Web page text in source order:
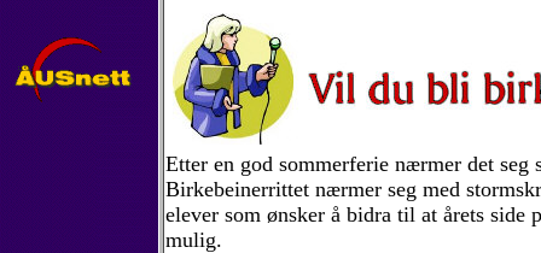
Etter en god sommerferie nærmer det seg
Birkebeinerrittet nærmer seg med
elever som ønsker å bidra til at årets side
mulig.